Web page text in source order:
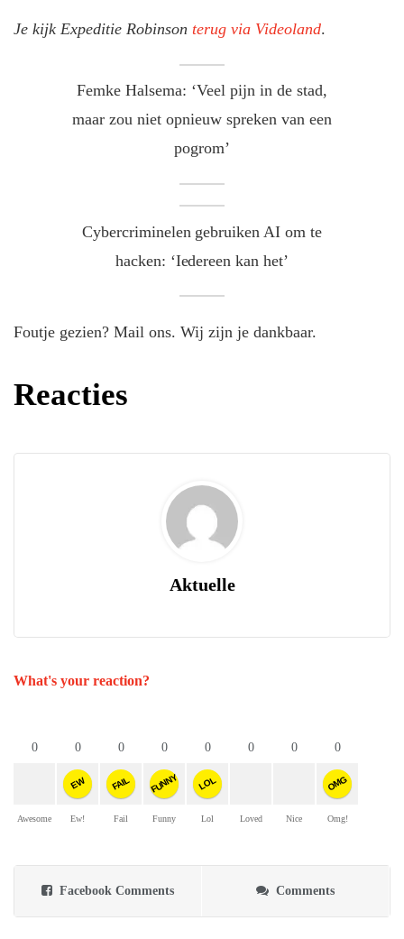
Je kijk Expeditie Robinson terug via Videoland.
Femke Halsema: ‘Veel pijn in de stad,
maar zou niet opnieuw spreken van een
pogrom’
Cybercriminelen gebruiken AI om te
hacken: ‘Iedereen kan het’
Foutje gezien? Mail ons. Wij zijn je dankbaar.
Reacties
Aktuelle
What's your reaction?
0
Awesome
0
EW
Ew!
0
FAIL
Fail
0
FUNNY
Funny
0
LOL
Lol
0
Loved
0
Nice
0
OMG
Omg!
Facebook Comments Comments